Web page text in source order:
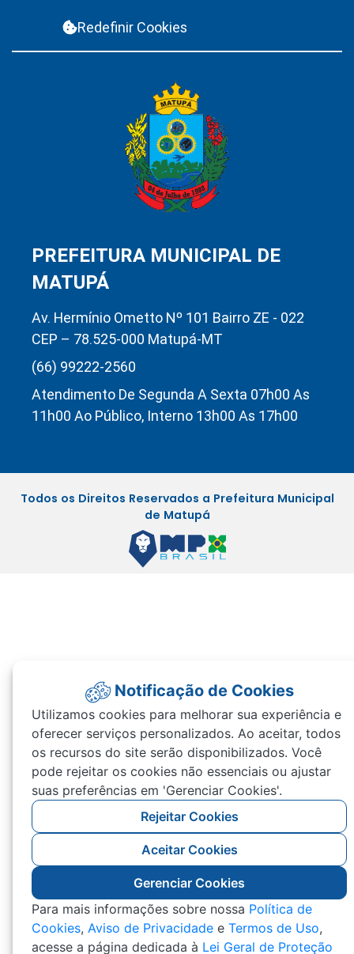
Redefinir Cookies
PREFEITURA MUNICIPAL DE
MATUPÁ
Av. Hermínio Ometto Nº 101 Bairro ZE - 022
CEP – 78.525-000 Matupá-MT
(66) 99222-2560
Atendimento De Segunda A Sexta 07h00 As
11h00 Ao Público, Interno 13h00 As 17h00
Todos os Direitos Reservados a Prefeitura Municipal
de Matupá
Notificação de Cookies
Utilizamos cookies para melhorar sua experiência e
oferecer serviços personalizados. Ao aceitar, todos
os recursos do site serão disponibilizados. Você
pode rejeitar os cookies não essenciais ou ajustar
suas preferências em 'Gerenciar Cookies'.
Rejeitar Cookies
Aceitar Cookies
Gerenciar Cookies
Para mais informações sobre nossa Política de
Cookies, Aviso de Privacidade e Termos de Uso,
acesse a página dedicada à Lei Geral de Proteção